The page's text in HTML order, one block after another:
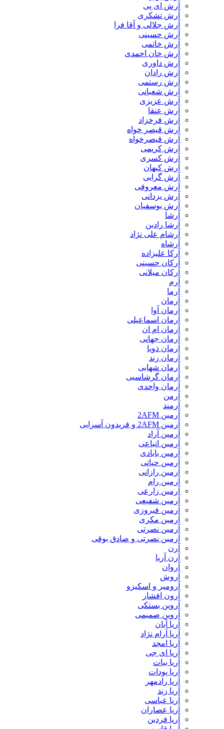
آرش ای پی
آرش تشکری
آرش جلالی و آقا فرا
آرش حسینی
آرش خاتمی
آرش خان احمدی
آرش داوری
آرش رادان
آرش رستمى
آرش شعبانی
آرش عزیزی
آرش عنقا
آرش فرخزاد
آرش قیصر خواه
آرش قیصرخواه
آرش کریمی
آرش کسری
آرش کیهان
آرش گرایی
آرش معروفی
آرش یزدانی
آرش یوسفیان
آرشا
آرشا رادین
آرشام علی نژاد
آرشاه
آرکا علیزاده
آرکان حسینی
آرکان میلانی
آرم
آرما
آرمان
آرمان آوا
آرمان اسماعیلی
آرمان ام ان
آرمان جهانی
آرمان ذویا
آرمان زند
آرمان شهابی
آرمان گرشاسبی
آرمان واحدی
آرمن
آرمند
آرمین 2AFM
آرمین 2AFM و فریدون آسرایی
آرمین آراد
آرمین اتباعی
آرمین بابادی
آرمین حیاتی
آرمین رازانی
آرمین رام
آرمین زارعی
آرمین شفیعی
آرمین فیروزی
آرمین مکری
آرمین نصرتی
آرمین نصرتی و صادق بوقی
آرن
آرن آریا
آروان
آروش
آرومیر و اسکیزو
آرون افشار
آروین بستکی
آروین صمیمی
آریا آبان
آریا آرام نژاد
آریا امجد
آریا ای جی
آریا بیات
آریا پودات
آریا رادمهر
آریا زند
آریا عباسی
آریا عصاران
آریا فردین